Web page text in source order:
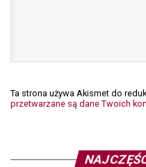
Ta strona używa Akismet do
przetwarzane są dane Twoich